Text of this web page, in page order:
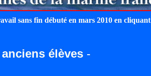
sans fin débuté en mars 2010 en cliquant
élèves -